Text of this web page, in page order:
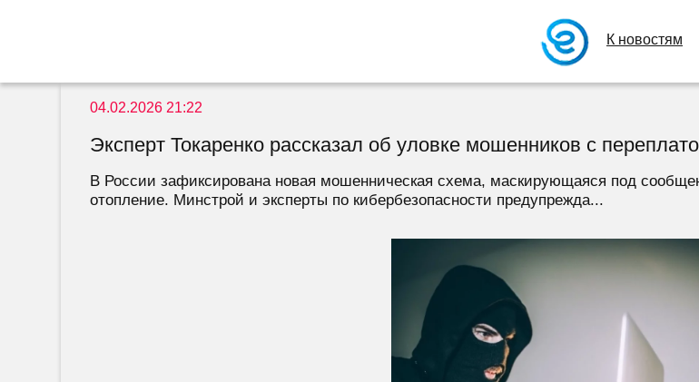
К новостям
04.02.2026 21:22
Эксперт Токаренко рассказал об уловке мошенников с
В России зафиксирована новая мошенническая схема, маскирующаяся под
отопление. Минстрой и эксперты по кибербезопасности предупрежда...